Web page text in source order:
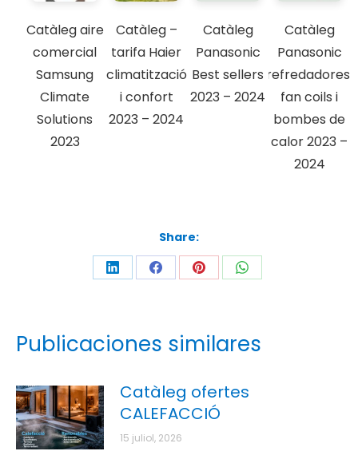
Catàleg aire
comercial
Samsung
Climate
Solutions
2023
Catàleg –
tarifa Haier
climatització
i confort
2023 – 2024
Catàleg
Panasonic
Best sellers
2023 – 2024
Catàleg
Panasonic
refredadores,
fan coils i
bombes de
calor 2023 –
2024
Share:
Publicaciones similares
Catàleg ofertes
CALEFACCIÓ
15 juliol, 2026